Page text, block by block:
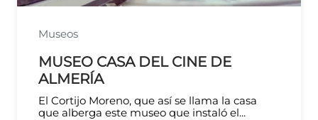
Museos
MUSEO CASA DEL CINE DE
ALMERÍA
El Cortijo Moreno, que así se llama la casa
que alberga este museo que instaló el...